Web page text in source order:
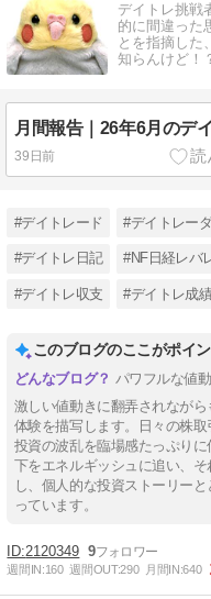
デイトレ挑戦
的に間違った
とを指摘した
知らんけど！
月間報告｜26年6月のデ
39日前
#デイトレード #デイトレー
#デイトレ日記 #NF日経レバ
#デイトレ収支 #デイトレ成
このブログのここがポイ
パワフルな値
激しい値動きに翻弄されなが
体験を描写します。日々の株取
投資の波乱を臨場感たっぷり
下をエネルギッシュに追い、
し、個人的な投資ストーリー
っています。
2120349 9
週間IN:160 週間OUT:290 月間IN:640